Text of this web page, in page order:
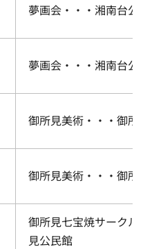
夢画会・・・湘南台公
夢画会・・・湘南台公
御所見美術・・・御所
御所見美術・・・御所
御所見七宝焼サークル
見公民館